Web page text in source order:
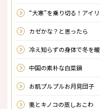
“大寒”を乗り切る！アイ
カゼかな？と思ったら
冷え知らずの身体で冬を
中国の素朴な白菜鍋
お肌プルプルお月見団子
栗とキノコの蒸しおこわ